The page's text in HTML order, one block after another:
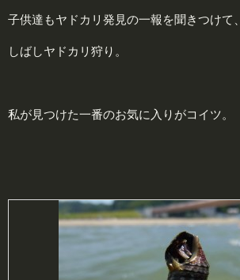
子供達もヤドカリ発見の一報を聞きつけて、
しばしヤドカリ狩り。
私が見つけた一番のお気に入りがコイツ。